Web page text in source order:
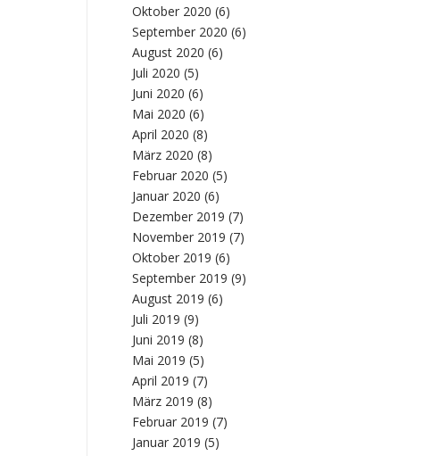
Oktober 2020 (6)
September 2020 (6)
August 2020 (6)
Juli 2020 (5)
Juni 2020 (6)
Mai 2020 (6)
April 2020 (8)
März 2020 (8)
Februar 2020 (5)
Januar 2020 (6)
Dezember 2019 (7)
November 2019 (7)
Oktober 2019 (6)
September 2019 (9)
August 2019 (6)
Juli 2019 (9)
Juni 2019 (8)
Mai 2019 (5)
April 2019 (7)
März 2019 (8)
Februar 2019 (7)
Januar 2019 (5)